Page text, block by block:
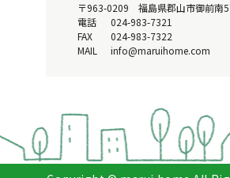
〒963-0209 福島県郡山市御前南5
電話
024-983-7321
FAX
024-983-7322
MAIL
info@maruihome.com